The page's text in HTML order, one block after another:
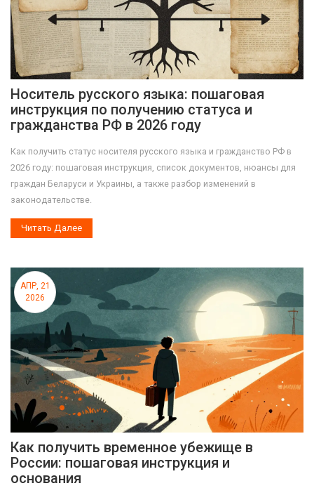
Носитель русского языка: пошаговая
инструкция по получению статуса и
гражданства РФ в 2026 году
Как получить статус носителя русского языка и гражданство РФ в
2026 году: пошаговая инструкция, список документов, нюансы для
граждан Беларуси и Украины, а также разбор изменений в
законодательстве.
Читать Далее
АПР, 21
2026
Как получить временное убежище в
России: пошаговая инструкция и
основания